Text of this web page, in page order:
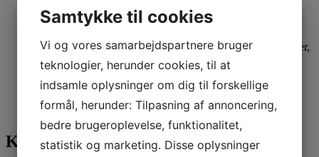
seksualitet
Hjælp til at få gang i sextalk derhjemme
Inspiration til ting og oplevelser I kan indføre hjemme hos jer,
hvor I har fokus på hinanden og på parforholdet.
Parforholdet og sex efter fødslen
Jeres værdier
At få økonomi, forbrug og fordeling af økonomi til at fylde
mindre
Køb som gavekort
Samtykke til cookies
Vi og vores samarbejdspartnere bruger
teknologier, herunder cookies, til at
indsamle oplysninger om dig til forskellige
formål, herunder: Tilpasning af annoncering,
bedre brugeroplevelse, funktionalitet,
statistik og marketing. Disse oplysninger